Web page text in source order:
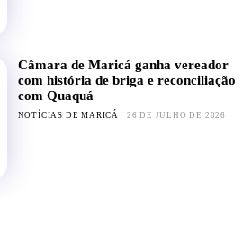
Câmara de Maricá ganha vereador
com história de briga e reconciliação
com Quaquá
NOTÍCIAS DE MARICÁ 26 DE JULHO DE 2026